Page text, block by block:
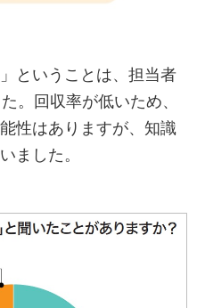
ということは、担当者
。回収率が低いため、
性はありますが、知識
ました。